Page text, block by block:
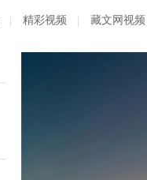
精彩视频 藏文网视频
社区精选 魅力古镇